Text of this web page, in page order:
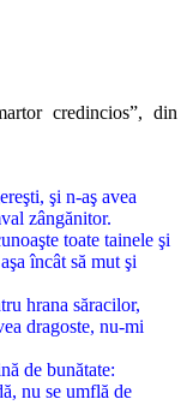
credincios”, din
şi n-aş avea
zângănitor.
toate tainele şi
încât să mut şi
hrana săracilor,
dragoste, nu-mi
de bunătate:
nu se umflă de